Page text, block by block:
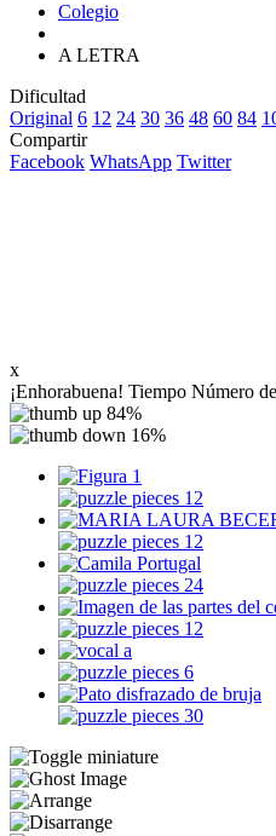
Colegio
A LETRA
Dificultad
Original 6 12 24 30 36 48 60 84
Compartir
Facebook WhatsApp Twitter
x
¡Enhorabuena! Tiempo Número
84%
16%
12
12
24
12
6
30